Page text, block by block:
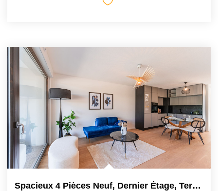
Spacieux 4 Pièces Neuf, Dernier Étage, Terrasse 30m2